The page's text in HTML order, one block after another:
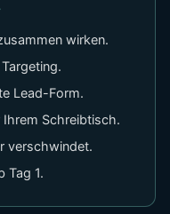
wirken.
Lead-Form.
Ihrem Schreibtisch.
verschwindet.
Tag 1.